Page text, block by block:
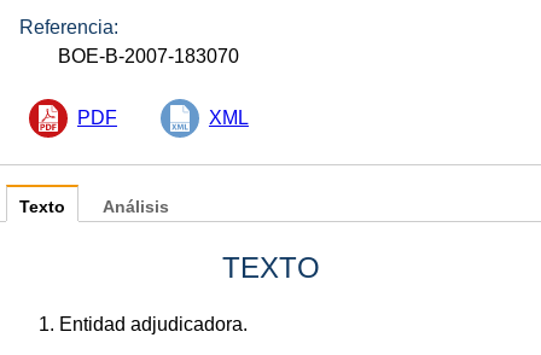
Referencia:
BOE-B-2007-183070
PDF XML
Texto
TEXTO
1. Entidad adjudicadora.
Análisis